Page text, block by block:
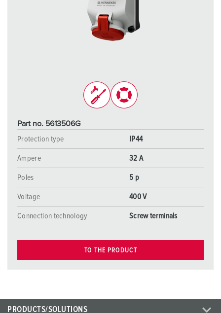
Part no. 5613506G
Protection type
IP44
Ampere 32 A
Poles 5 p
Voltage 400 V
Connection technology Screw terminals
TO THE PRODUCT
PRODUCTS/SOLUTIONS